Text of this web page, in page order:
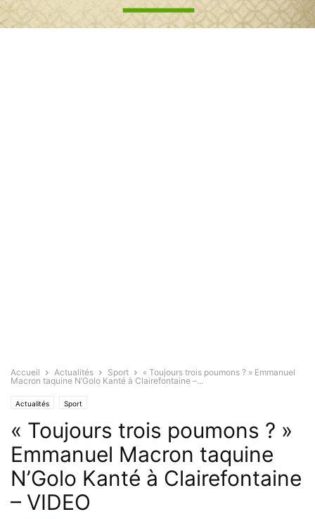
Accueil Actualités Sport
« Toujours trois poumons ? » Emmanuel
Macron taquine N’Golo Kanté à Clairefontaine –...
Actualités Sport
« Toujours trois poumons ? »
Emmanuel Macron taquine
N’Golo Kanté à Clairefontaine
– VIDEO